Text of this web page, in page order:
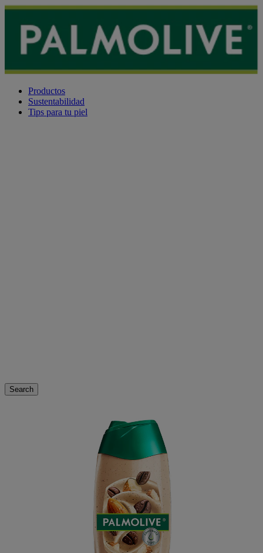
Productos
Sustentabilidad
Tips para tu piel
Search